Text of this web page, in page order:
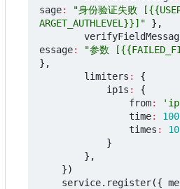
sage:
"身份验证失败
ARGET_AUTHLEVEL}}]"
},
essage:
"参数
},
limiters :
{
ip1s :
{
from:
time:
times :
10
}
},
})
service. register({